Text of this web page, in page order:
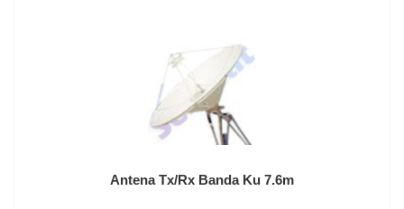
Antena Tx/Rx Banda Ku 7.6m